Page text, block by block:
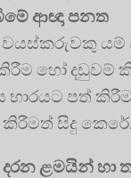
ආඥා පනත
වයස්කරුවකු යම්
හෝ දඩුවම්
භාරයට පත්
සිදු කෙරේ.
දරන ළමයින්